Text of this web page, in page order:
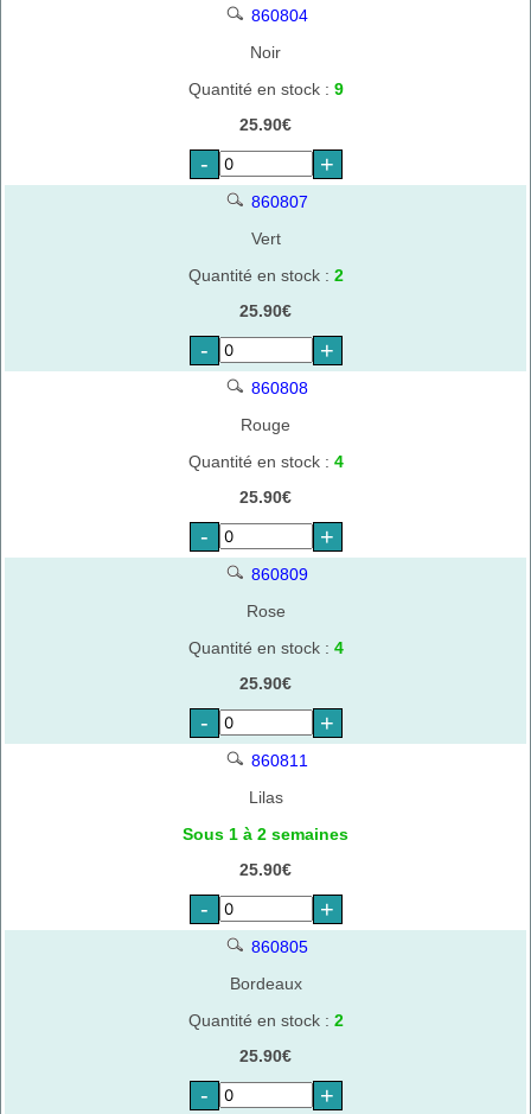
860804
Noir
Quantité en stock : 9
25.90€
- +
860807
Vert
Quantité en stock : 2
25.90€
- +
860808
Rouge
Quantité en stock : 4
25.90€
- +
860809
Rose
Quantité en stock : 4
25.90€
- +
860811
Lilas
Sous 1 à 2 semaines
25.90€
- +
860805
Bordeaux
Quantité en stock : 2
25.90€
- +